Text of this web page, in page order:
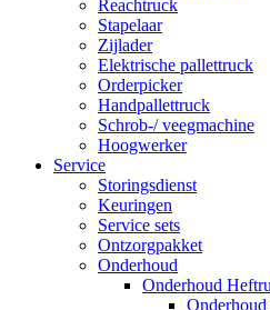
Reachtruck
Stapelaar
Zijlader
Elektrische pallettruck
Orderpicker
Handpallettruck
Schrob-/ veegmachine
Hoogwerker
Service
Storingsdienst
Keuringen
Service sets
Ontzorgpakket
Onderhoud
Onderhoud